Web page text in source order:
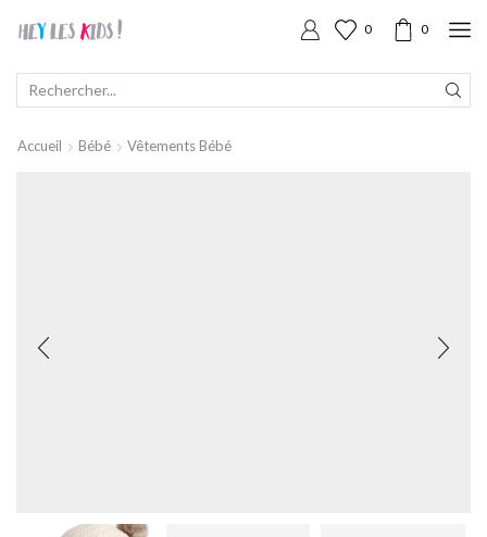
0 0
Accueil Bébé Vêtements Bébé